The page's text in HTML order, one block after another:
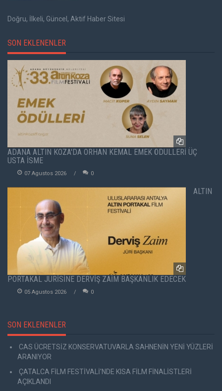
Doğru, İlkeli, Güncel, Aktif Haber Sitesi
SON EKLENENLER
ADANA ALTIN KOZA'DA ORHAN KEMAL EMEK ÖDÜLLERİ ÜÇ
USTA İSME
07 Agustos 2026 0
ALTIN
PORTAKAL JÜRİSİNE DERVİŞ ZAİM BAŞKANLIK EDECEK
05 Agustos 2026 0
SON EKLENENLER
CAS ÜCRETSİZ KONSERVATUVARLA SAHNENİN YENİ YÜZLERİ
ARANIYOR
ÇATALCA FİLM FESTİVALİ'NDE KISA FİLM FİNALİSTLERİ
AÇIKLANDI